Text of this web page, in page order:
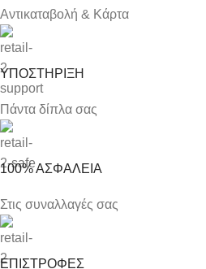
Αντικαταβολή & Κάρτα
ΥΠΟΣΤΗΡΙΞΗ
Πάντα δίπλα σας
100% ΑΣΦΑΛΕΙΑ
Στις συναλλαγές σας
ΕΠΙΣΤΡΟΦΕΣ